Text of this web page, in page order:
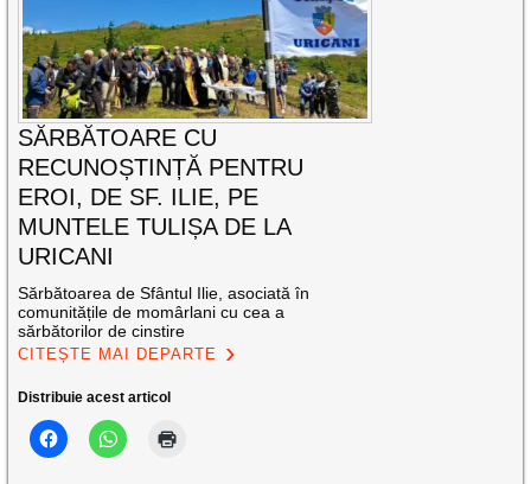
SĂRBĂTOARE CU
RECUNOȘTINȚĂ PENTRU
EROI, DE SF. ILIE, PE
MUNTELE TULIȘA DE LA
URICANI
Sărbătoarea de Sfântul Ilie, asociată în
comunitățile de momârlani cu cea a
sărbătorilor de cinstire
CITEȘTE MAI DEPARTE
Distribuie acest articol